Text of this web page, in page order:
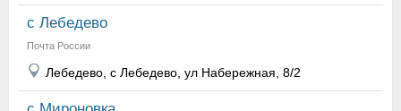
с Лебедево
Почта России
Лебедево, с Лебедево, ул Набережная, 8/2